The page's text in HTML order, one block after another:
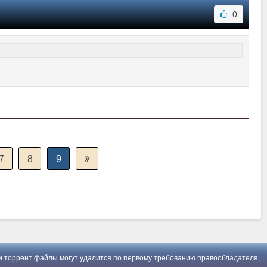
0
8 9
файлы могут удалится по первому требованию правообладателя,